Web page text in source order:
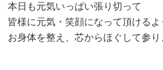
本日も元気いっぱい張り切って
皆様に元気・笑顔になって頂けるよ
お身体を整え、芯からほぐして参り